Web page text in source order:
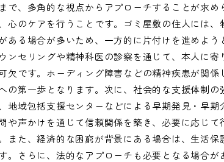
で、多角的な視点からアプローチすることが求め
心のケアを行うことです。ゴミ屋敷の住人には、
ある場合が多いため、一方的に片付けを進めよう
ンセリングや精神科医の診察を通じて、本人に
欠です。ホーディング障害などの精神疾患が関
の第一歩となります。次に、社会的な支援体制
地域包括支援センターなどによる早期発見・早期
や声かけを通じて信頼関係を築き、必要に応じ
また、経済的な困窮が背景にある場合は、生活保
。さらに、法的なアプローチも必要となる場合